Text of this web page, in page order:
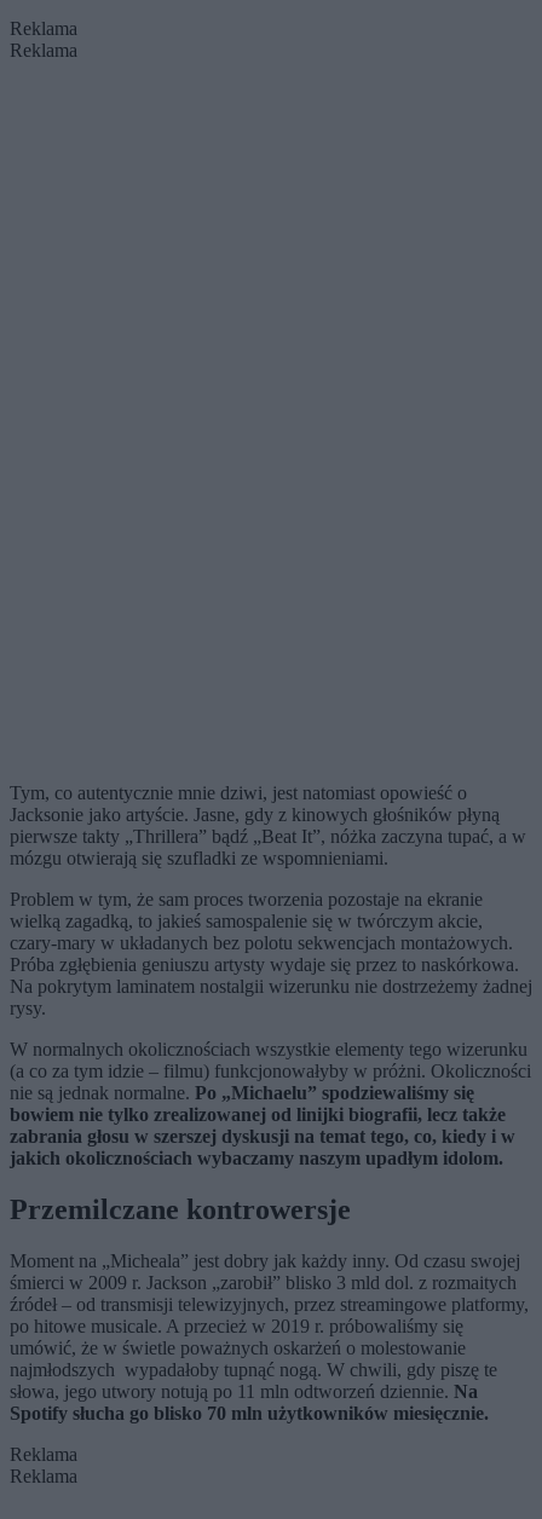
Reklama
Reklama
Tym, co autentycznie mnie dziwi, jest natomiast opowieść o
Jacksonie jako artyście. Jasne, gdy z kinowych głośników płyną
pierwsze takty „Thrillera” bądź „Beat It”, nóżka zaczyna tupać, a w
mózgu otwierają się szufladki ze wspomnieniami.
Problem w tym, że sam proces tworzenia pozostaje na ekranie
wielką zagadką, to jakieś samospalenie się w twórczym akcie,
czary-mary w układanych bez polotu sekwencjach montażowych.
Próba zgłębienia geniuszu artysty wydaje się przez to naskórkowa.
Na pokrytym laminatem nostalgii wizerunku nie dostrzeżemy żadnej
rysy.
W normalnych okolicznościach wszystkie elementy tego wizerunku
(a co za tym idzie – filmu) funkcjonowałyby w próżni. Okoliczności
nie są jednak normalne. Po „Michaelu” spodziewaliśmy się
bowiem nie tylko zrealizowanej od linijki biografii, lecz także
zabrania głosu w szerszej dyskusji na temat tego, co, kiedy i w
jakich okolicznościach wybaczamy naszym upadłym idolom.
Przemilczane kontrowersje
Moment na „Micheala” jest dobry jak każdy inny. Od czasu swojej
śmierci w 2009 r. Jackson „zarobił” blisko 3 mld dol. z rozmaitych
źródeł – od transmisji telewizyjnych, przez streamingowe platformy,
po hitowe musicale. A przecież w 2019 r. próbowaliśmy się
umówić, że w świetle poważnych oskarżeń o molestowanie
najmłodszych wypadałoby tupnąć nogą. W chwili, gdy piszę te
słowa, jego utwory notują po 11 mln odtworzeń dziennie. Na
Spotify słucha go blisko 70 mln użytkowników miesięcznie.
Reklama
Reklama